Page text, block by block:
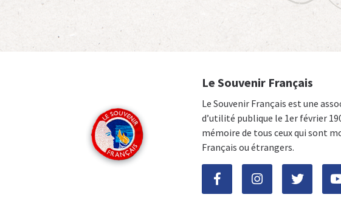
Le Souvenir Français
Le Souvenir Français est une
d’utilité publique le 1er février
mémoire de tous ceux qui sont
Français ou étrangers.